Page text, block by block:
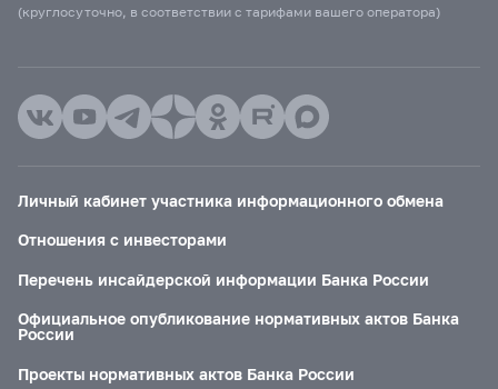
(круглосуточно, в соответствии с тарифами вашего оператора)
Личный кабинет участника информационного обмена
Отношения с инвесторами
Перечень инсайдерской информации Банка России
Официальное опубликование нормативных актов Банка
России
Проекты нормативных актов Банка России